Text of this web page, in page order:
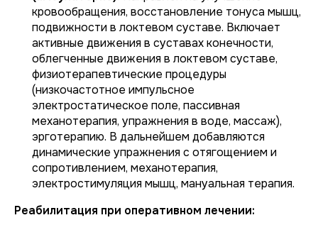
кровообращения, восстановление тонуса мышц,
подвижности в локтевом суставе. Включает
активные движения в суставах конечности,
облегченные движения в локтевом суставе,
физиотерапевтические процедуры
(низкочастотное импульсное
электростатическое поле, пассивная
механотерапия, упражнения в воде, массаж),
эрготерапию. В дальнейшем добавляются
динамические упражнения с отягощением и
сопротивлением, механотерапия,
электростимуляция мышц, мануальная терапия.
Реабилитация при оперативном лечении: